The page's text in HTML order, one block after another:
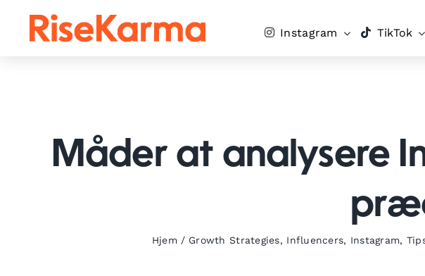
Instagram TikTok
Måder at analysere
Hjem / Growth Strategies, Influencers, Instagram,